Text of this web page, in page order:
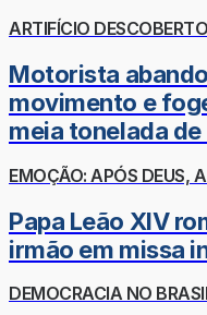
ARTIFÍCIO DESCOBERTO
Motorista
movimento e
meia tonelada
EMOÇÃO: APÓS DEUS,
Papa Leão XIV
irmão em missa
DEMOCRACIA NO